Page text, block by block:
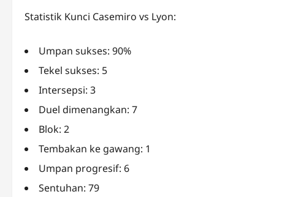
Statistik Kunci Casemiro vs Lyon:
Umpan sukses: 90%
Tekel sukses: 5
Intersepsi: 3
Duel dimenangkan: 7
Blok: 2
Tembakan ke gawang: 1
Umpan progresif: 6
Sentuhan: 79